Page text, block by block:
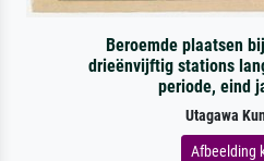
Beroemde plaatsen
drieënvijftig stations
periode, eind
Utagawa
Afbeelding